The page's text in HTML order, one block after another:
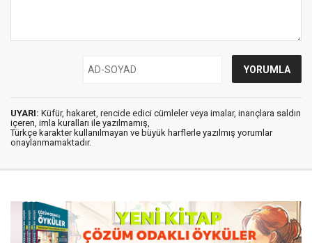
UYARI: Küfür, hakaret, rencide edici cümleler veya imalar, inançlara saldırı
içeren, imla kuralları ile yazılmamış,
Türkçe karakter kullanılmayan ve büyük harflerle yazılmış yorumlar
onaylanmamaktadır.